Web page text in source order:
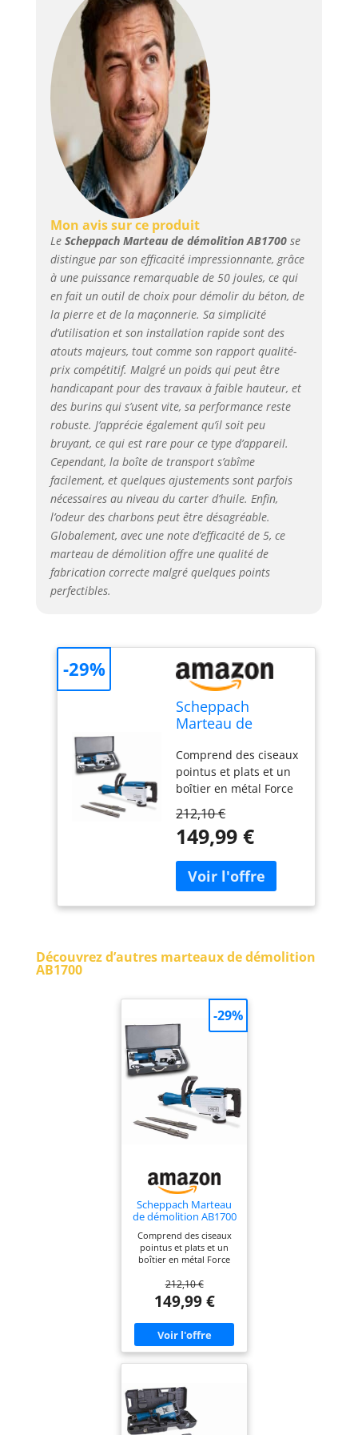
Mon avis sur ce produit
Le Scheppach Marteau de démolition AB1700se
distingue par son efficacité impressionnante, grâce
à une puissance remarquable de 50 joules, ce qui
en fait un outil de choix pour démolir du béton, de
la pierre et de la maçonnerie. Sa simplicité
d’utilisation et son installation rapide sont des
atouts majeurs, tout comme son rapport qualité-
prix compétitif. Malgré un poids qui peut être
handicapant pour des travaux à faible hauteur, et
des burins qui s’usent vite, sa performance reste
robuste. J’apprécie également qu’il soit peu
bruyant, ce qui est rare pour ce type d’appareil.
Cependant, la boîte de transport s’abîme
facilement, et quelques ajustements sont parfois
nécessaires au niveau du carter d’huile. Enfin,
l’odeur des charbons peut être désagréable.
Globalement, avec une note d’efficacité de 5, ce
marteau de démolition offre une qualité de
fabrication correcte malgré quelques points
perfectibles.
Scheppach
Marteau de
AB1700 50 J
1700W Coffret
Métallique inclus
Comprend des ciseaux
pointus et plats et un
boîtier en métal Force
Changement d'outil
facile et rapide
prise souple pour un
fonctionnement à
faible vibration La
travailler dans les
212,10 €
149,99 €
-29%
Découvrez d’autres marteaux de démolition
AB1700
Scheppach Marteau
de démolition AB1700
Métallique inclus
Comprend des ciseaux
pointus et plats et un
boîtier en métal Force
Changement d'outil
facile et rapide Poignée
en D avec prise souple
à faible vibration La
conception compacte et
fine permet de travailler
dans les zones difficiles
212,10 €
149,99 €
-29%